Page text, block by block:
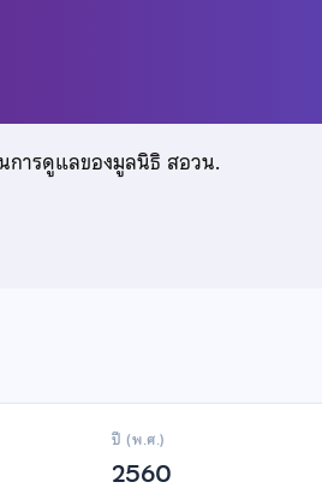
การดูแลของมูลนิธิ สอวน.
ปี (พ.ศ.)
2560